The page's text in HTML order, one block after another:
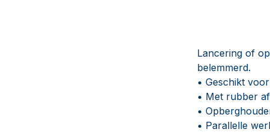
Lancering of
belemmerd.
• Geschikt
• Met rubber
•
• Parallelle